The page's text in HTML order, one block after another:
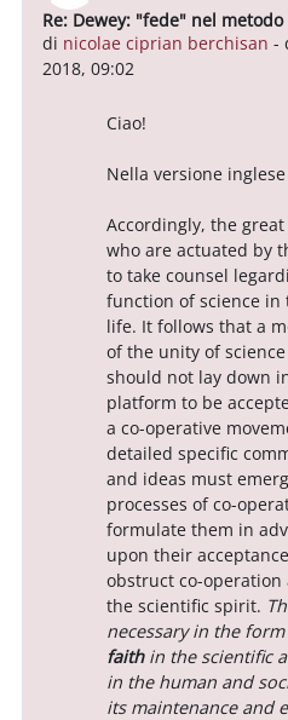
In riposta a Utente eliminato
Re: Dewey: "fede" nel
di nicolae ciprian berchisan -
2018, 09:02
Ciao!
Nella versione inglese
Accordingly, the
who are actuated by
to take counsel
function of science in
life. It follows that a
of the unity of
should not lay down
platform to be
a co-operative
detailed specific
and ideas must
processes of co-
formulate them in
upon their
obstruct co-operation
the scientific spirit.
necessary in the
faith in the scientific
in the human and
its maintenance and